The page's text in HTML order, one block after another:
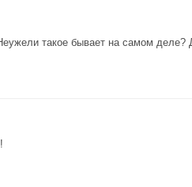
такое бывает на самом деле?